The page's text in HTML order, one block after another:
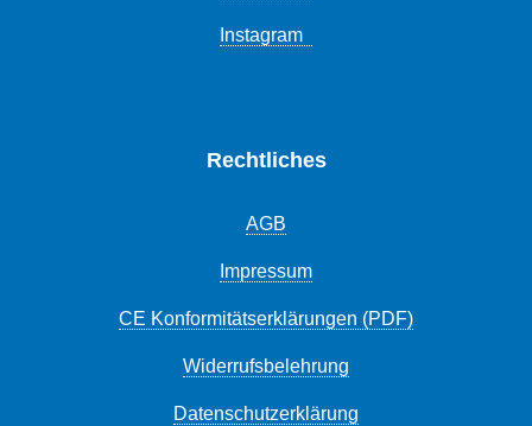
Instagram
Rechtliches
AGB
Impressum
CE Konformitätserklärungen (PDF)
Widerrufsbelehrung
Datenschutzerklärung